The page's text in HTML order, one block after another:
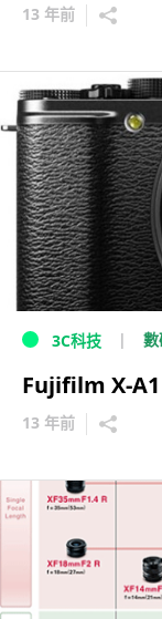
13 年前
3C科技
Fujifilm X-A1
13 年前